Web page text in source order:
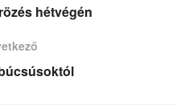
hétvégén